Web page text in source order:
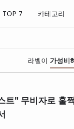
TOP 7 카테고리
라벨이 가성비
트" 무비자로 훌